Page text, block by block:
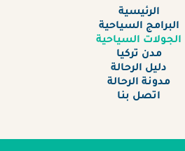
الرئيسية
البرامج السياحية
الجولات السياحية
مدن تركيا
دليل الرحالة
مدونة الرحالة
اتصل بنا